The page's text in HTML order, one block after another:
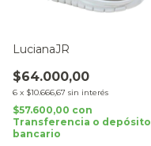
LucianaJR
$64.000,00
6 x $10.666,67 sin interés
$57.600,00 con
Transferencia o depósito
bancario